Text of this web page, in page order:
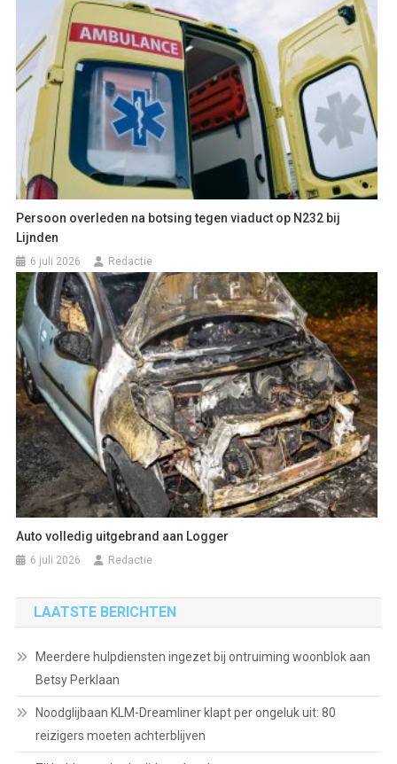
Persoon overleden na botsing tegen viaduct op N232 bij
Lijnden
6 juli 2026 Redactie
Auto volledig uitgebrand aan Logger
6 juli 2026 Redactie
LAATSTE BERICHTEN
Meerdere hulpdiensten ingezet bij ontruiming woonblok aan
Betsy Perklaan
Noodglijbaan KLM-Dreamliner klapt per ongeluk uit: 80
reizigers moeten achterblijven